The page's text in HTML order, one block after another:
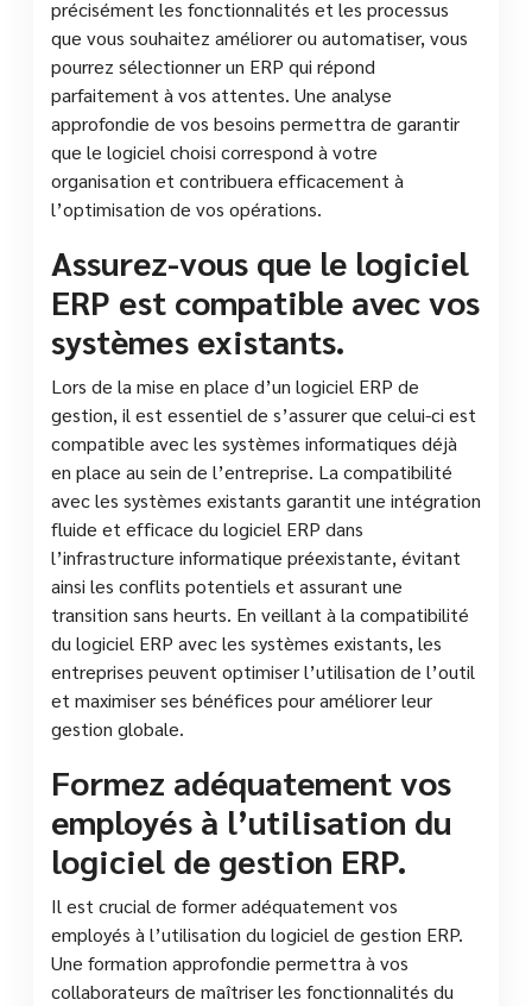
précisément les fonctionnalités et les processus
que vous souhaitez améliorer ou automatiser, vous
pourrez sélectionner un ERP qui répond
parfaitement à vos attentes. Une analyse
approfondie de vos besoins permettra de garantir
que le logiciel choisi correspond à votre
organisation et contribuera efficacement à
l’optimisation de vos opérations.
Assurez-vous que le logiciel
ERP est compatible avec vos
systèmes existants.
Lors de la mise en place d’un logiciel ERP de
gestion, il est essentiel de s’assurer que celui-ci est
compatible avec les systèmes informatiques déjà
en place au sein de l’entreprise. La compatibilité
avec les systèmes existants garantit une intégration
fluide et efficace du logiciel ERP dans
l’infrastructure informatique préexistante, évitant
ainsi les conflits potentiels et assurant une
transition sans heurts. En veillant à la compatibilité
du logiciel ERP avec les systèmes existants, les
entreprises peuvent optimiser l’utilisation de l’outil
et maximiser ses bénéfices pour améliorer leur
gestion globale.
Formez adéquatement vos
employés à l’utilisation du
logiciel de gestion ERP.
Il est crucial de former adéquatement vos
employés à l’utilisation du logiciel de gestion ERP.
Une formation approfondie permettra à vos
collaborateurs de maîtriser les fonctionnalités du